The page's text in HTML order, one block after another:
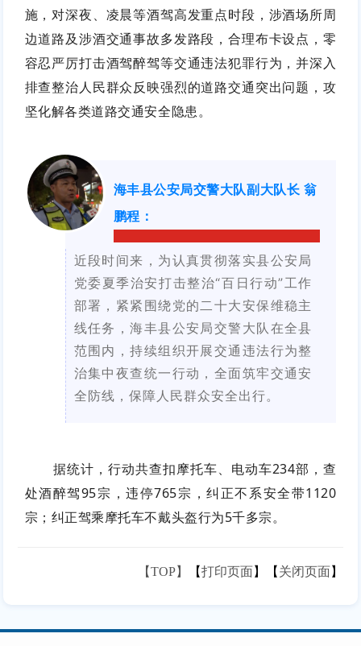
施，对深夜、凌晨等酒驾高发重点时段，涉酒场所周
边道路及涉酒交通事故多发路段，合理布卡设点，零
容忍严厉打击酒驾醉驾等交通违法犯罪行为，并深入
排查整治人民群众反映强烈的道路交通突出问题，攻
坚化解各类道路交通安全隐患。
海丰县公安局交警大队副大队长 翁
鹏程 ：
近段时间来，为认真贯彻落实县公安局
党委夏季治安打击整治“百日行动”工作
部署，紧紧围绕党的二十大安保维稳主
线任务，海丰县公安局交警大队在全县
范围内，持续组织开展交通违法行为整
治集中夜查统一行动，全面筑牢交通安
全防线，保障人民群众安全出行。
据统计，行动共查扣摩托车、电动车234部，查
处酒醉驾95宗，违停765宗，纠正不系安全带1120
宗；纠正驾乘摩托车不戴头盔行为5千多宗。
【TOP】 【打印页面】【 关闭页面】